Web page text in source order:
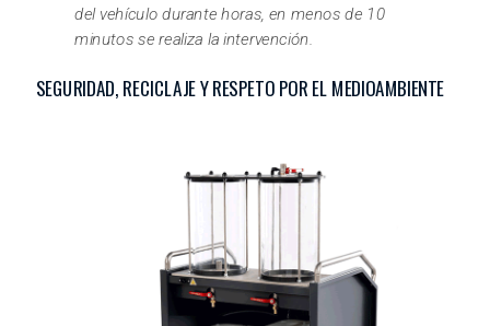
del vehículo durante horas, en menos de 10
minutos se realiza la intervención.
SEGURIDAD, RECICLAJE Y RESPETO POR EL MEDIOAMBIENTE